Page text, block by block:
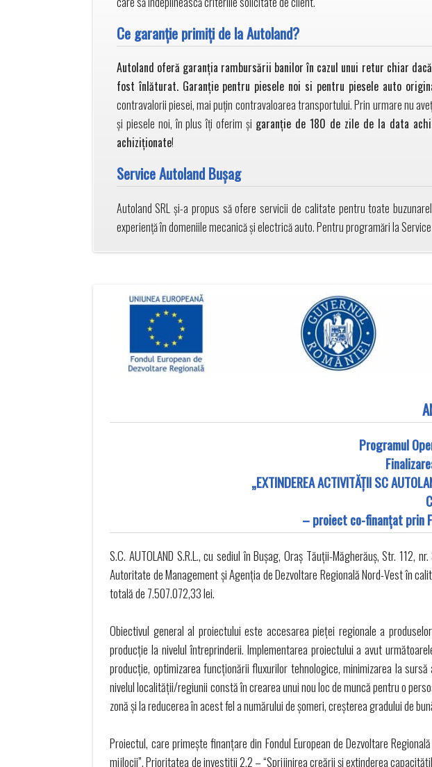
Ce garanţie primiţi de la Autoland?
Autoland oferă garanția rambursării banilor în cazul unui retur chiar
fost înlăturat. Garanţie pentru piesele noi si pentru piesele auto
contravalorii piesei, mai puţin contravaloarea transportului. Prin urmare nu
și piesele noi, în plus îți oferim și garanție de 180 de zile de la data
achiziționate!
Service Autoland Bușag
Autoland SRL și-a propus să ofere servicii de calitate pentru toate
experiență în domeniile mecanică și electrică auto. Pentru programări la
Programul
„EXTINDEREA ACTIVITĂȚII SC
– proiect co-finanţat prin
S.C. AUTOLAND S.R.L., cu sediul în Bușag, Oraș Tăuții-Măgherăuș, Str.
Autoritate de Management și Agenția de Dezvoltare Regională Nord-Vest în
totală de 7.507.072,33 lei.
Obiectivul general al proiectului este accesarea pieței regionale a
producție la nivelul întreprinderii. Implementarea proiectului a avut
producție, optimizarea funcționării fluxurilor tehnologice, minimizarea la
nivelul localității/regiunii constă în crearea unui nou loc de muncă pentru o
zonă și la reducerea în acest fel a numărului de șomeri, creșterea gradului de
Proiectul, care primește finanțare din Fondul European de Dezvoltare
mijlocii”, Prioritatea de investiții 2.2 – “Sprijinirea creării și extinderea